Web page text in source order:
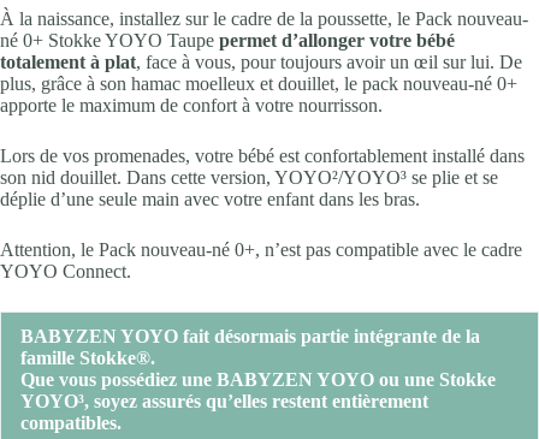
À la naissance, installez sur le cadre de la poussette, le Pack nouveau-
né 0+ Stokke YOYO Taupe permet d’allonger votre bébé
totalement à plat, face à vous, pour toujours avoir un œil sur lui. De
plus, grâce à son hamac moelleux et douillet, le pack nouveau-né 0+
apporte le maximum de confort à votre nourrisson.
Lors de vos promenades, votre bébé est confortablement installé dans
son nid douillet. Dans cette version, YOYO²/YOYO³ se plie et se
déplie d’une seule main avec votre enfant dans les bras.
Attention, le Pack nouveau-né 0+, n’est pas compatible avec le cadre
YOYO Connect.
BABYZEN YOYO fait désormais partie intégrante de la
famille Stokke®.
Que vous possédiez une BABYZEN YOYO ou une Stokke
YOYO³, soyez assurés qu’elles restent entièrement
compatibles.